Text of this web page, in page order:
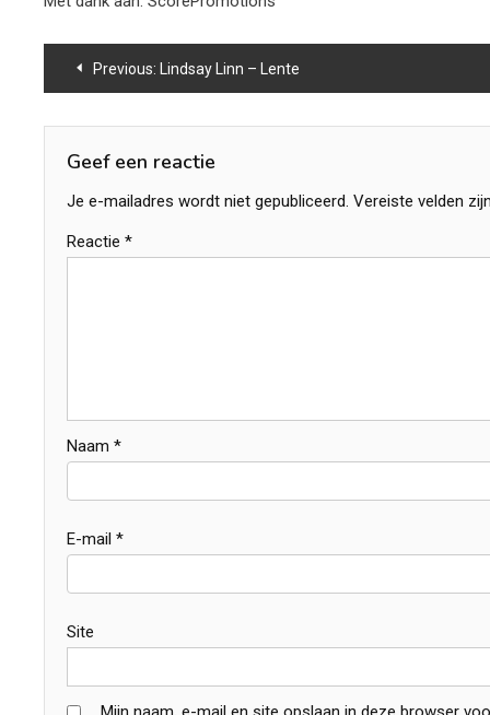
Bericht
navigatie
Previous: Lindsay Linn – Lente
Geef een reactie
Je e-mailadres wordt niet gepubliceerd. Vereiste velden
Reactie *
Naam *
E-mail *
Site